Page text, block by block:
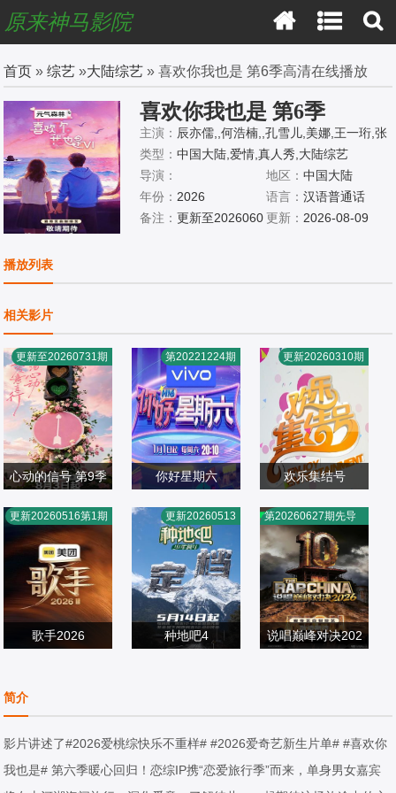
原来神马影院
首页 »综艺 »大陆综艺 » 喜欢你我也是 第6季高清在线播放
喜欢你我也是 第6季
主演： 辰亦儒,,何浩楠,,孔雪儿,美娜,王一珩,张
馨予
类型：中国大陆,爱情,真人秀,大陆综艺
导演：
地区： 中国大陆
年份： 2026 语言： 汉语普通话
备注：更新至2026060更新： 2026-08-09
播放列表
相关影片
心动的信号 第9季
旭,杜海涛,张纯烨
大陆综艺
2026/中国大陆
更新至20260731期
你好星期六
贤,王鹤棣,布瑞吉,
檀健次
大陆综艺
2022/中国大陆
第20221224期
欢乐集结号
旭,王群
大陆综艺
2009/中国大陆
更新20260310期
歌手2026
大陆综艺
2026/大陆
更新20260516第1期
种地吧4
2026/中国大陆
更新20260513
说唱巅峰对决202
宇,杨长青,刘嘉裕,
米尔艾力,李斯丹
妮,布瑞吉,翁杰,黄
2026/中国大陆
第20260627期先导
片
简介
影片讲述了#2026爱桃综快乐不重样# #2026爱奇艺新生片单# #喜欢你
我也是# 第六季暖心回归！恋综IP携“恋爱旅行季”而来，单身男女嘉宾